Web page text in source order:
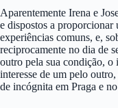
Aparentemente Irena e
e dispostos a proporcionar
experiências comuns, e,
reciprocamente no dia de
outro pela sua condição, o
interesse de um pelo
de incógnita em Praga e